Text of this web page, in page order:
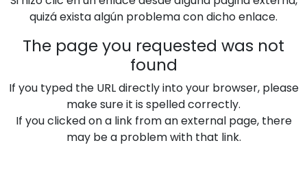
quizá exista algún problema con dicho enlace.
The page you requested was not
found
If you typed the URL directly into your browser, please
make sure it is spelled correctly.
If you clicked on a link from an external page, there
may be a problem with that link.